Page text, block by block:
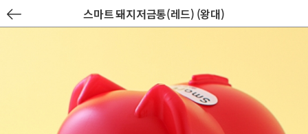
스마트 돼지저금통(레드) (왕대)